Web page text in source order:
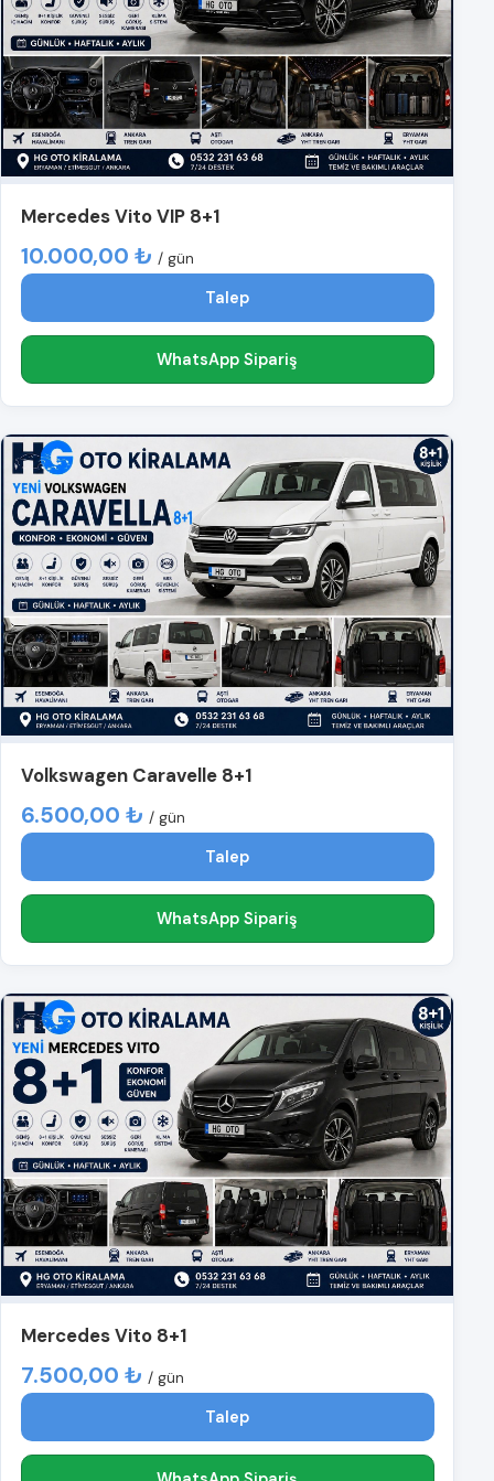
Mercedes Vito VIP 8+1
10.000,00 ₺ / gün
Talep
WhatsApp Sipariş
Volkswagen Caravelle 8+1
6.500,00 ₺ / gün
Talep
WhatsApp Sipariş
Mercedes Vito 8+1
7.500,00 ₺ / gün
Talep